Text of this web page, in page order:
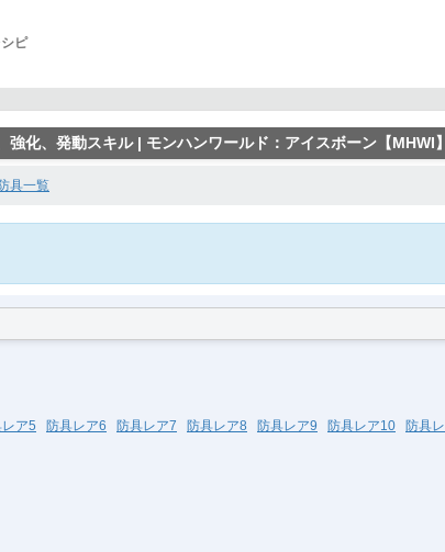
ピ
化、発動スキル | モンハンワールド：アイスボーン【MHWI】
具一覧
レア5 防具レア6 防具レア7 防具レア8 防具レア9 防具レア10 防具